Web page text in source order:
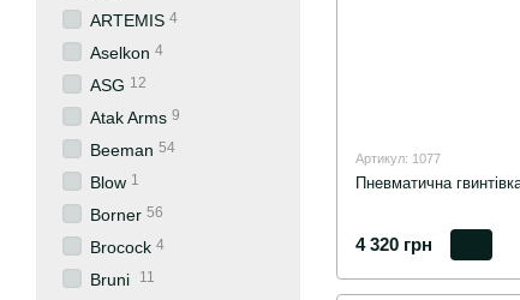
Артикул: 1077
Пневматична
4 320 грн
ARTEMIS 4
Aselkon 4
ASG 12
Atak Arms 9
Beeman 54
Blow 1
Borner 56
Brocock 4
Bruni 11